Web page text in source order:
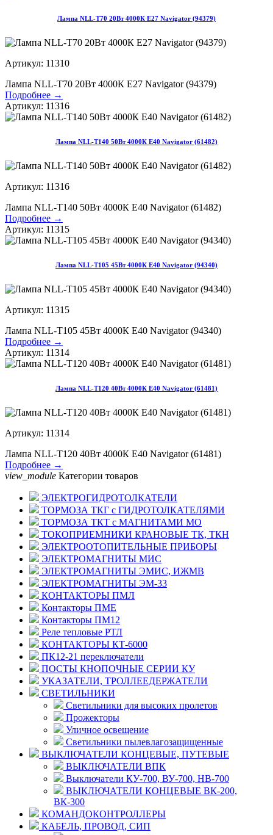
Лампа NLL-T70 20Вт 4000К Е27 Navigator (94379)
Артикул: 11310
Лампа NLL-T70 20Вт 4000К Е27 Navigator (94379)
Подробнее →
Артикул: 11316
Лампа NLL-T140 50Вт 4000К Е40 Navigator (61482)
Артикул: 11316
Лампа NLL-T140 50Вт 4000К Е40 Navigator (61482)
Подробнее →
Артикул: 11315
Лампа NLL-T105 45Вт 4000К Е40 Navigator (94340)
Артикул: 11315
Лампа NLL-T105 45Вт 4000К Е40 Navigator (94340)
Подробнее →
Артикул: 11314
Лампа NLL-T120 40Вт 4000К Е40 Navigator (61481)
Артикул: 11314
Лампа NLL-T120 40Вт 4000К Е40 Navigator (61481)
Подробнее →
view_module Категории товаров
ЭЛЕКТРОГИДРОТОЛКАТЕЛИ
ТОРМОЗА ТКГ с ГИДРОТОЛКАТЕЛЯМИ
ТОРМОЗА ТКТ с МАГНИТАМИ МО
ТОКОПРИЕМНИКИ КРАНОВЫЕ ТК, ТКН
ЭЛЕКТРООТОПИТЕЛЬНЫЕ ПРИБОРЫ
ЭЛЕКТРОМАГНИТЫ МИС
ЭЛЕКТРОМАГНИТЫ ЭМИС, ИЖМВ
ЭЛЕКТРОМАГНИТЫ ЭМ-33
КОНТАКТОРЫ ПМЛ
Контакторы ПМЕ
Контакторы ПМ12
Реле тепловые РТЛ
КОНТАКТОРЫ КТ-6000
ПК12-21 переключатели
ПОСТЫ КНОПОЧНЫЕ СЕРИИ КУ
УКАЗАТЕЛИ, ТРОЛЛЕЕДЕРЖАТЕЛИ
СВЕТИЛЬНИКИ
Светильники для высоких пролетов
Прожекторы
Уличное освещение
Светильники пылевлагозащищенные
ВЫКЛЮЧАТЕЛИ КОНЦЕВЫЕ, ПУТЕВЫЕ
ВЫКЛЮЧАТЕЛИ ВПК
Выключатели КУ-700, ВУ-700, НВ-700
ВЫКЛЮЧАТЕЛИ КОНЦЕВЫЕ ВК-200,
ВК-300
КОМАНДОКОНТРОЛЛЕРЫ
КАБЕЛЬ, ПРОВОД, СИП